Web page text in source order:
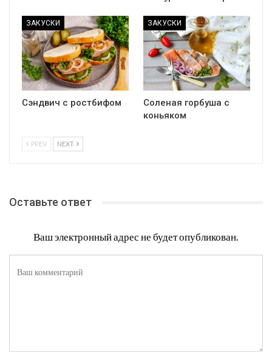
ЗАКУСКИ
Сэндвич с ростбифом
ЗАКУСКИ
Соленая горбуша с
коньяком
PREV NEXT
Оставьте ответ
Ваш электронный адрес не будет опубликован.